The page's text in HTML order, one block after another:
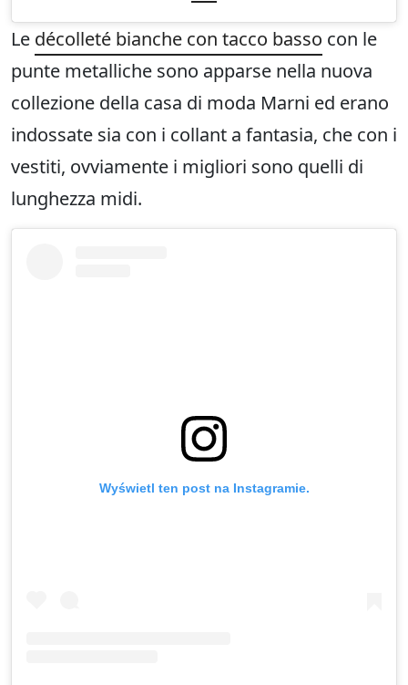
Le décolleté bianche con tacco basso con le
punte metalliche sono apparse nella nuova
collezione della casa di moda Marni ed erano
indossate sia con i collant a fantasia, che con i
vestiti, ovviamente i migliori sono quelli di
lunghezza midi.
Wyświetl ten post na Instagramie.